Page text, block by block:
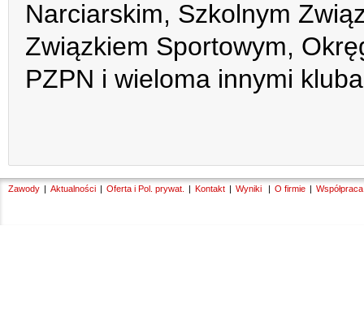
Narciarskim, Szkolnym
Związkiem Sportowym,
PZPN i wieloma innymi
Zawody Aktualności Oferta i Pol. prywat. Kontakt Wyniki O firmie Współpraca